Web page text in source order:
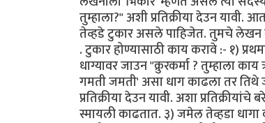
तुम्हाला?" अशी प्रतिक्रीया देउन
तेव्हडे टुकार असले पाहिजेत. तुमचे लेखन
. टुकार होण्यासाठी काय करावे :- १)
धाग्यावर जाउन "क्रुरकर्मा ? तुम्हाला
गमती जमती' असा धाग काढला तर तिथे
प्रतिक्रीया देउन यावी. अशा
स्मायली काढतात. ३) जमेल तेव्हडा धागा